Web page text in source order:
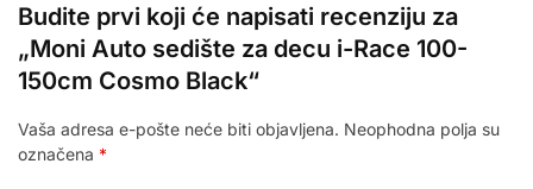
Budite prvi koji će napisati recenziju za
„Moni Auto sedište za decu i-Race 100-
150cm Cosmo Black“
Vaša adresa e-pošte neće biti objavljena. Neophodna polja su
označena *